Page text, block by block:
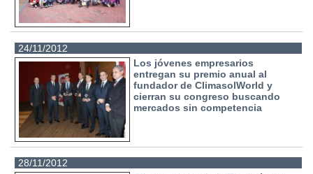
24/11/2012
Los jóvenes empresarios
entregan su premio anual al
fundador de ClimasolWorld y
cierran su congreso buscando
mercados sin competencia
28/11/2012